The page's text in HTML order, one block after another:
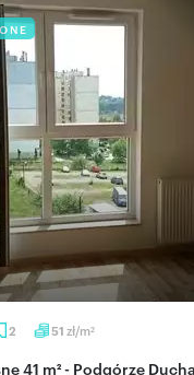
2 51 zł/m2